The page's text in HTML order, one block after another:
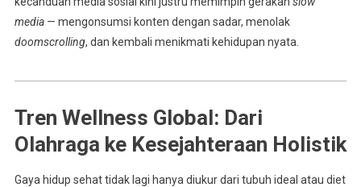
media— mengonsumsi konten dengan sadar, menolak
doomscrolling, dan kembali menikmati kehidupan nyata.
Tren Wellness Global: Dari
Olahraga ke Kesejahteraan Holistik
Gaya hidup sehat tidak lagi hanya diukur dari tubuh ideal atau diet